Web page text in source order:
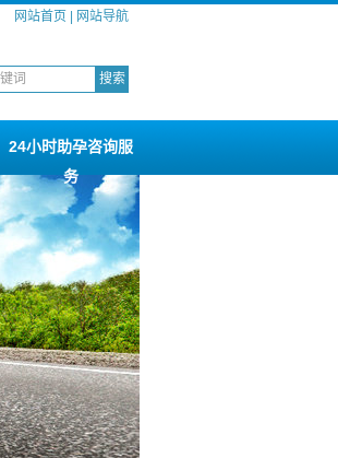
网站首页 网站导航
24小时助孕咨询服
务